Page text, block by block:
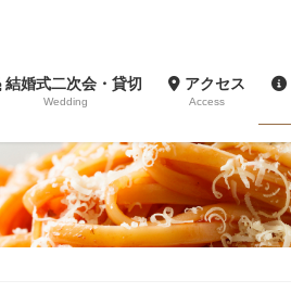
結婚式二次会・貸切
Wedding
アクセス
Access